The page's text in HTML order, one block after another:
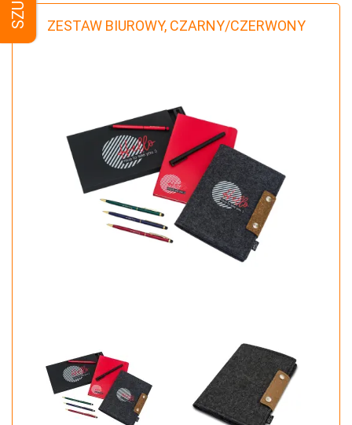
ZESTAW BIUROWY, CZARNY/CZERWONY